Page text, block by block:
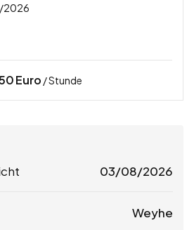
Euro / Stunde
03/08/2026
Weyhe